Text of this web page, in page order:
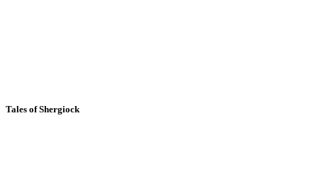
Tales of Shergiock